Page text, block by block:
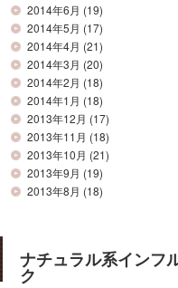
2014年6月 (19)
2014年5月 (17)
2014年4月 (21)
2014年3月 (20)
2014年2月 (18)
2014年1月 (18)
2013年12月 (17)
2013年11月 (18)
2013年10月 (21)
2013年9月 (19)
2013年8月 (18)
ナチュラル系インフ
ク